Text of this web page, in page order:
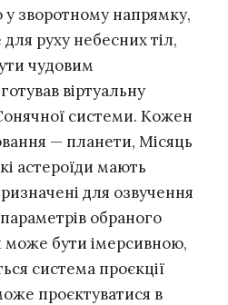
зворотному напрямку,
руху небесних тіл,
чудовим
віртуальну
системи. Кожен
— планети, Місяць
астероїди мають
для озвучення
обраного
може бути імерсивною,
система проєкції
проєктуватися в